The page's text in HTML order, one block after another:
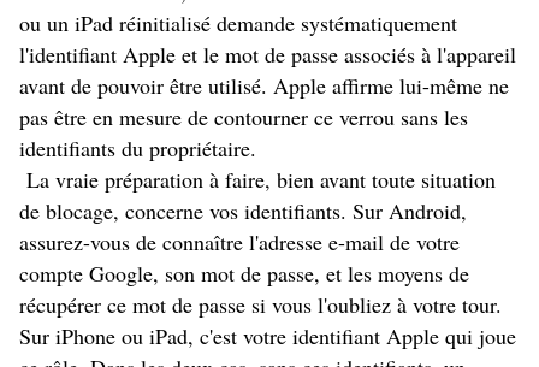
ou un iPad réinitialisé demande systématiquement
l'identifiant Apple et le mot de passe associés à l'appareil
avant de pouvoir être utilisé. Apple affirme lui-même ne
pas être en mesure de contourner ce verrou sans les
identifiants du propriétaire.
La vraie préparation à faire, bien avant toute situation
de blocage, concerne vos identifiants. Sur Android,
assurez-vous de connaître l'adresse e-mail de votre
compte Google, son mot de passe, et les moyens de
récupérer ce mot de passe si vous l'oubliez à votre tour.
Sur iPhone ou iPad, c'est votre identifiant Apple qui joue